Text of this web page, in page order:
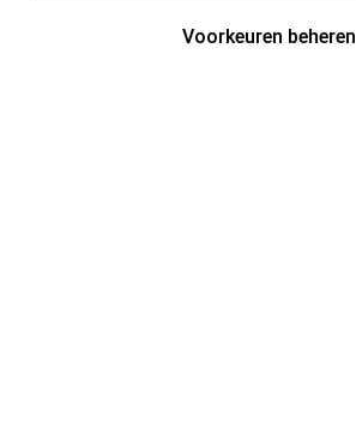
Voorkeuren beheren